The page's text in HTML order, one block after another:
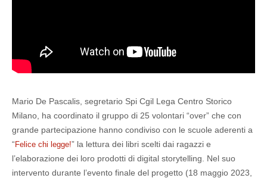
Mario De Pascalis, segretario Spi Cgil Lega Centro Storico
Milano, ha coordinato il gruppo di 25 volontari “over” che con
grande partecipazione hanno condiviso con le scuole aderenti a
“Felice chi legge!” la lettura dei libri scelti dai ragazzi e
l’elaborazione dei loro prodotti di digital storytelling. Nel suo
intervento durante l’evento finale del progetto (18 maggio 2023,